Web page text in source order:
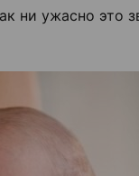
ни ужасно это